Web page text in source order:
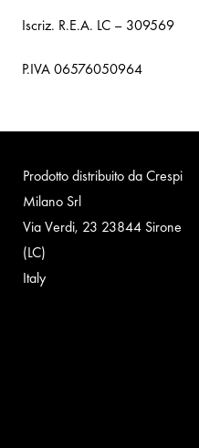
Iscriz. R.E.A. LC – 309569
P.IVA 06576050964
Prodotto distribuito da Crespi
Milano Srl
Via Verdi, 23 23844 Sirone
(LC)
Italy